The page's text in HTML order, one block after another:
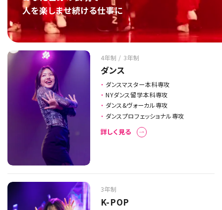
人を楽しませ続ける仕事に
4年制 / 3年制
ダンス
ダンスマスター本科専攻
NYダンス留学本科専攻
ダンス&ヴォーカル専攻
ダンスプロフェッショナル専攻
詳しく見る
3年制
K-POP